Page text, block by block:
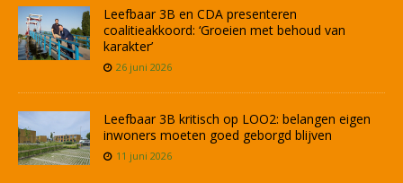
Leefbaar 3B en CDA presenteren
coalitieakkoord: ‘Groeien met behoud van
karakter’
26 juni 2026
Leefbaar 3B kritisch op LOO2: belangen eigen
inwoners moeten goed geborgd blijven
11 juni 2026